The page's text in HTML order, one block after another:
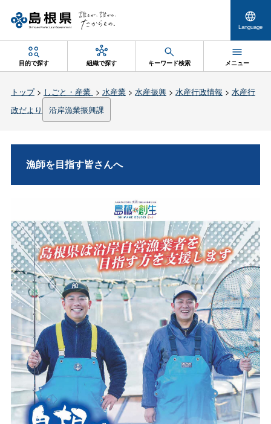
Language
目的で探す 組織で探す キーワード検索 メニュー
トップ> しごと・産業 > 水産業> 水産振興> 水産行政情報 > 水産行
政だより
沿岸漁業振興課
漁師を目指す皆さんへ